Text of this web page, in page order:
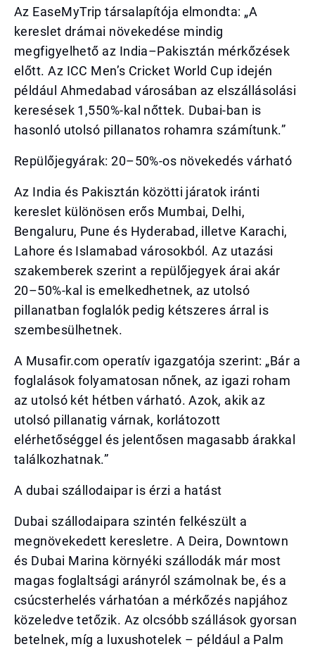
Az EaseMyTrip társalapítója elmondta: „A
kereslet drámai növekedése mindig
megfigyelhető az India–Pakisztán mérkőzések
előtt. Az ICC Men’s Cricket World Cup idején
például Ahmedabad városában az elszállásolási
keresések 1,550%-kal nőttek. Dubai-ban is
hasonló utolsó pillanatos rohamra számítunk.”
Repülőjegyárak: 20–50%-os növekedés várható
Az India és Pakisztán közötti járatok iránti
kereslet különösen erős Mumbai, Delhi,
Bengaluru, Pune és Hyderabad, illetve Karachi,
Lahore és Islamabad városokból. Az utazási
szakemberek szerint a repülőjegyek árai akár
20–50%-kal is emelkedhetnek, az utolsó
pillanatban foglalók pedig kétszeres árral is
szembesülhetnek.
A Musafir.com operatív igazgatója szerint: „Bár a
foglalások folyamatosan nőnek, az igazi roham
az utolsó két hétben várható. Azok, akik az
utolsó pillanatig várnak, korlátozott
elérhetőséggel és jelentősen magasabb árakkal
találkozhatnak.”
A dubai szállodaipar is érzi a hatást
Dubai szállodaipara szintén felkészült a
megnövekedett keresletre. A Deira, Downtown
és Dubai Marina környéki szállodák már most
magas foglaltsági arányról számolnak be, és a
csúcsterhelés várhatóan a mérkőzés napjához
közeledve tetőzik. Az olcsóbb szállások gyorsan
betelnek, míg a luxushotelek – például a Palm